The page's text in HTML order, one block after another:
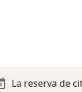
La reserva de